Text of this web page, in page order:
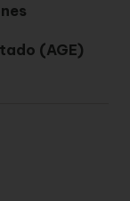
(AGE)